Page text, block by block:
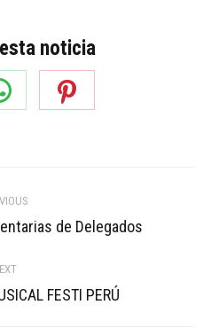
noticia
Share
Previousde Delegados
Next
FESTI PERÚ